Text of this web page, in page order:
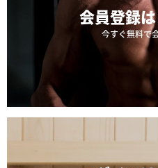
会員登録は
今すぐ無料で